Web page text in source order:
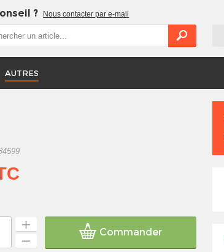
? Nous contacter par e-mail
AUTRES
Commander